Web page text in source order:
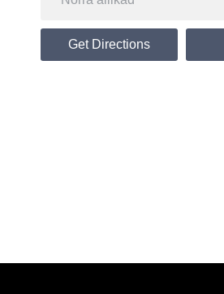
Get Directions